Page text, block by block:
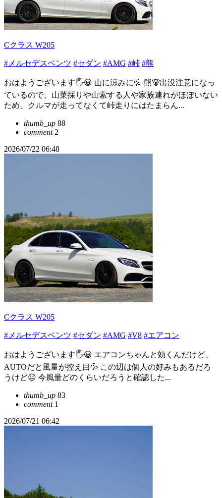
Cクラス W205
#メルセデスベンツ #セダン #AMG #峠 #熊
おはようございます🖐😀 山に涼みに💦 熊🐻出没注意になっ
ているので、山菜採りや山索する人や家族連れがほぼいない
ため、クルマが走ってなくて峠走りにはたまらん...
thumb_up 88
comment2
2026/07/22 06:48
Cクラス W205
#メルセデスベンツ #セダン #AMG #V8 #エアコン
おはようございます🖐😀 エアコンちゃんと効くんだけど、
AUTOだと風量が控え目💦 この辺は個人の好みもあるだろ
うけど😐️ 今風量どのくらいだろうと確認した...
thumb_up 83
comment1
2026/07/21 06:42